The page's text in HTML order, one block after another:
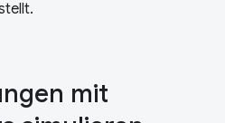
mit